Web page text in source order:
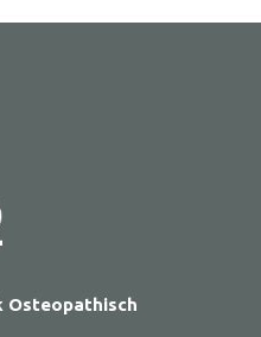
Osteopathisch